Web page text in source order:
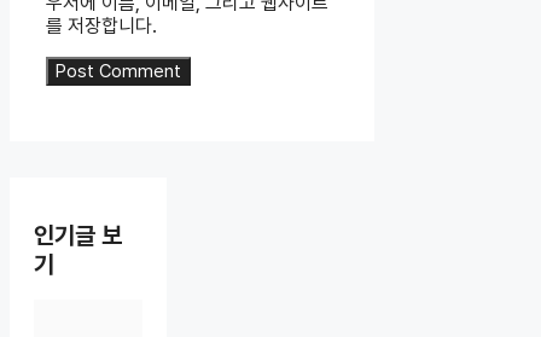
를 저장합니다.
인기글 보
기